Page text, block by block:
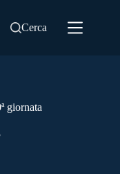
Cerca
giornata